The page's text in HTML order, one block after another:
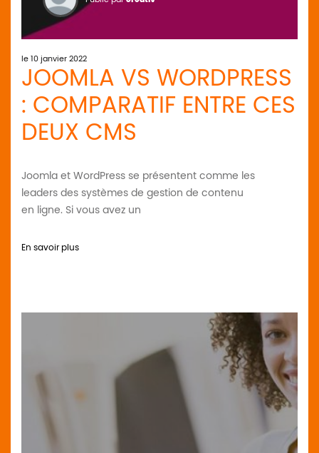
le 10 janvier 2022
JOOMLA VS WORDPRESS
: COMPARATIF ENTRE CES
DEUX CMS
Joomla et WordPress se présentent comme les
leaders des systèmes de gestion de contenu
en ligne. Si vous avez un
En savoir plus